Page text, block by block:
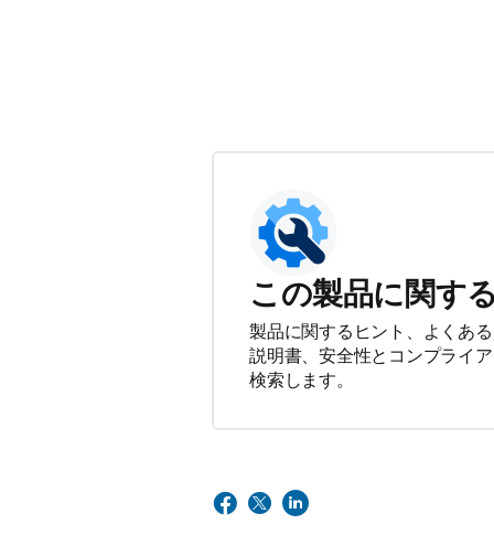
この製品に関す
製品に関するヒント、よくあ
説明書、安全性とコンプライ
検索します。